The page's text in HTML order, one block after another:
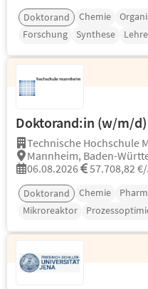
Doktorand Chemie
Forschung
Synthese Lehre
Doktorand:in (w/m/d)
Technische Hochschule
Mannheim, Baden-
06.08.2026
57.708,82
Doktorand Chemie
Mikroreaktor